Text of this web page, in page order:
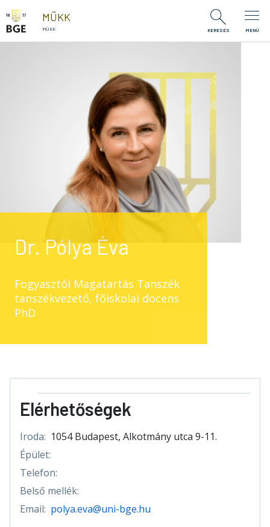
Ugrás a tartalomra
MÜKK
MÜKK KERESÉS MENÜ
Dr. Pólya Éva
Fogyasztói Magatartás Tanszék
tanszékvezető, főiskolai docens
PhD
Elérhetőségek
Iroda: 1054 Budapest, Alkotmány utca 9-11.
Épület:
Telefon:
Belső mellék:
Email: polya.eva@uni-bge.hu